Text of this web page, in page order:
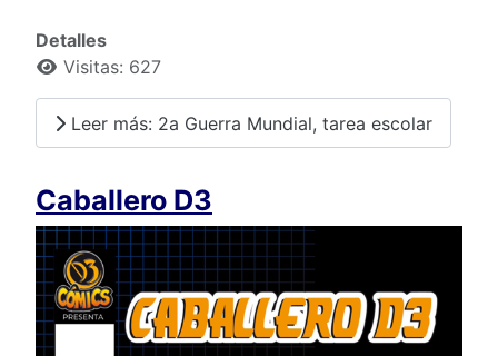
Detalles
Visitas: 627
Leer más: 2a Guerra Mundial, tarea escolar
Caballero D3